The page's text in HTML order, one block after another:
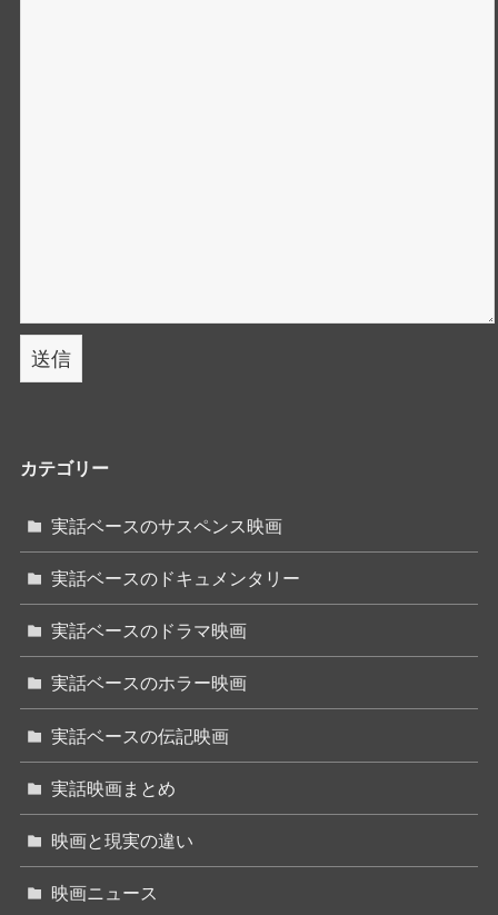
カテゴリー
実話ベースのサスペンス映画
実話ベースのドキュメンタリー
実話ベースのドラマ映画
実話ベースのホラー映画
実話ベースの伝記映画
実話映画まとめ
映画と現実の違い
映画ニュース